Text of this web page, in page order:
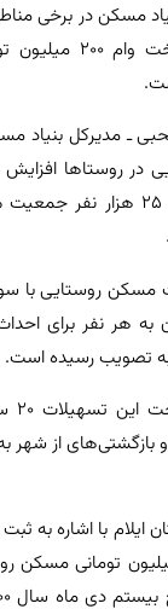
مسکن در برخی
اعلام کرده‌اند
ـ مدیرکل بنیاد
روستاها افزایش
روستاها و شهرهای زیر ۲۵
تومان به هر نفر برای
تصویب رسیده است.
بازگشتی‌های از شهر
ایلام با اشاره به
برای تسهیلات ۱۰۰ میلیون